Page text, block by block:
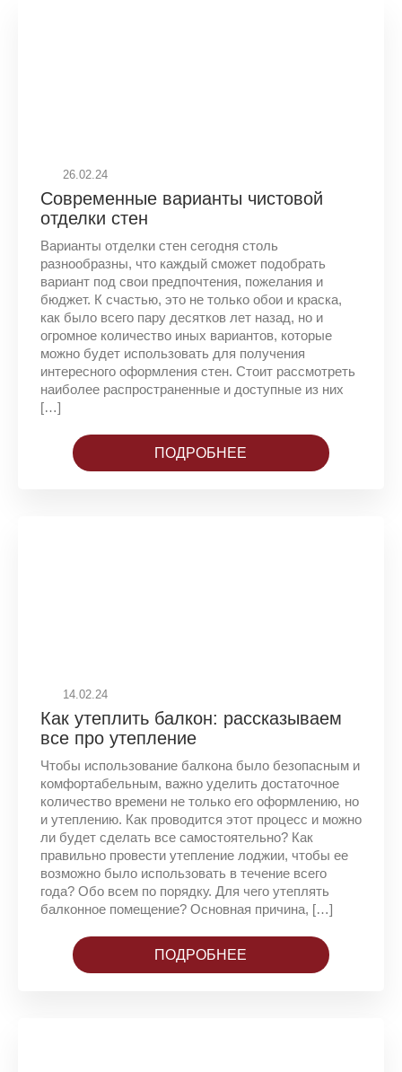
26.02.24
Современные варианты чистовой
отделки стен
Варианты отделки стен сегодня столь
разнообразны, что каждый сможет подобрать
вариант под свои предпочтения, пожелания и
бюджет. К счастью, это не только обои и краска,
как было всего пару десятков лет назад, но и
огромное количество иных вариантов, которые
можно будет использовать для получения
интересного оформления стен. Стоит рассмотреть
наиболее распространенные и доступные из них
[…]
ПОДРОБНЕЕ
14.02.24
Как утеплить балкон: рассказываем
все про утепление
Чтобы использование балкона было безопасным и
комфортабельным, важно уделить достаточное
количество времени не только его оформлению, но
и утеплению. Как проводится этот процесс и можно
ли будет сделать все самостоятельно? Как
правильно провести утепление лоджии, чтобы ее
возможно было использовать в течение всего
года? Обо всем по порядку. Для чего утеплять
балконное помещение? Основная причина, […]
ПОДРОБНЕЕ